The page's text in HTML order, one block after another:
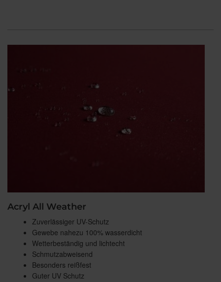
Acryl All Weather
Zuverlässiger UV-Schutz
Gewebe nahezu 100% wasserdicht
Wetterbeständig und lichtecht
Schmutzabweisend
Besonders reißfest
Guter UV Schutz